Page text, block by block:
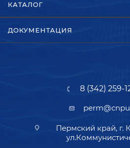
КАТАЛОГ
ДОКУМЕНТАЦИЯ
8 (342) 259-
Пермский край, г.